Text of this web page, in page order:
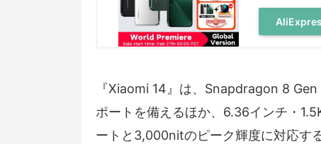
『Xiaomi 14』は、Snapdragon 8
ポートを備えるほか、6.36インチ・
ートと3,000nitのピーク輝度に対応す